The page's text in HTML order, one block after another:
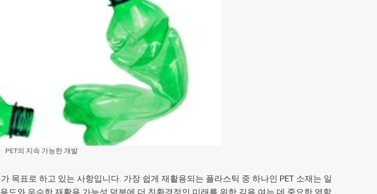
PET의 지속 가능한 개발
목표로 하고 있는 사항입니다. 가장 쉽게 재활용되는 플라스틱 중 하나인 PET 소재는 일
도와 우수한 재활용 가능성 덕분에 더 친환경적인 미래를 위한 길을 여는 데 중요한 역할